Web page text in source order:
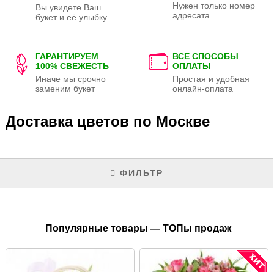
Вы увидете Ваш
букет и её улыбку
Нужен только номер
адресата
ГАРАНТИРУЕМ
100% СВЕЖЕСТЬ
Иначе мы срочно
заменим букет
ВСЕ СПОСОБЫ
ОПЛАТЫ
Простая и удобная
онлайн-оплата
Доставка цветов по Москве
ФИЛЬТР
Популярные товары — ТОПы продаж